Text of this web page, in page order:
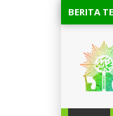
BERITA